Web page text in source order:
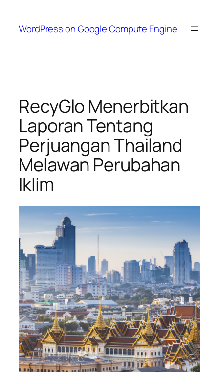
content
WordPress on Google Compute Engine
RecyGlo Menerbitkan
Laporan Tentang
Perjuangan Thailand
Melawan Perubahan
Iklim